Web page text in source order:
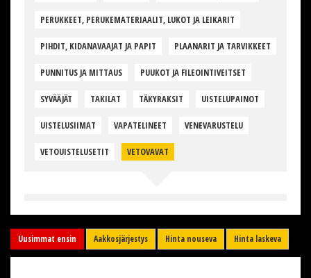
PERUKKEET, PERUKEMATERIAALIT, LUKOT JA LEIKARIT
PIHDIT, KIDANAVAAJAT JA PAPIT PLAANARIT JA TARVIKKEET
PUNNITUS JA MITTAUS PUUKOT JA FILEOINTIVEITSET
SYVÄÄJÄT TAKILAT TÄKYRAKSIT UISTELUPAINOT
UISTELUSIIMAT VAPATELINEET VENEVARUSTELU
VETOUISTELUSETIT VETOVAVAT
Uusimmat ensin Aakkosjärjestys Hinta nouseva Hinta laskeva